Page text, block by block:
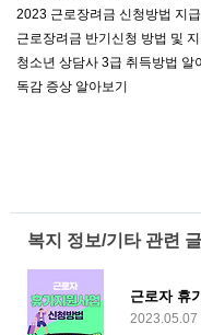
2023 근로장려금 신청방법 지
근로장려금 반기신청 방법 및 지
청소년 상담사 3급 취득방법 알
독감 증상 알아보기
복지 정보/기타 관련 글
근로자 휴
2023.05.07